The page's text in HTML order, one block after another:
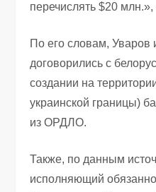
перечислять $20 млн.»,
По его словам, Уваров
договорились с
создании на
украинской границы)
из ОРДЛО.
Также, по данным
исполняющий